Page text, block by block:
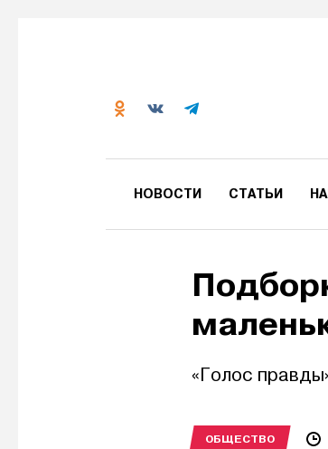
НОВОСТИ СТАТЬИ
«Голос
ОБЩЕСТВО